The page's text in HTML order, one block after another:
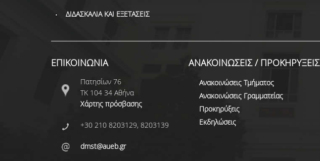
ΔΙΔΑΣΚΑΛΙΑ ΚΑΙ ΕΞΕΤΑΣΕΙΣ
ΕΠΙΚΟΙΝΩΝΙΑ
Πατησίων 76
ΤΚ 104 34 Αθήνα
Χάρτης πρόσβασης
+30 210 8203129, 8203139
dmst@aueb.gr
ΑΝΑΚΟΙΝΩΣΕΙΣ / ΠΡΟΚΗΡΥΞΕΙΣ
Ανακοινώσεις Τμήματος
Ανακοινώσεις Γραμματείας
Προκηρύξεις
Εκδηλώσεις